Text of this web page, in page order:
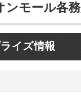
ンモール各
イズ情報